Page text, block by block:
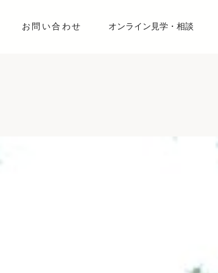
お問い合わせ オンライン見学・相談